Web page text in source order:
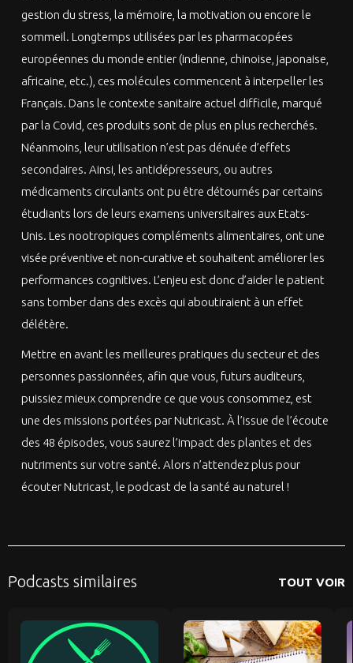
gestion du stress, la mémoire, la motivation ou encore le
sommeil. Longtemps utilisées par les pharmacopées
européennes du monde entier (indienne, chinoise, japonaise,
africaine, etc.), ces molécules commencent à interpeller les
Français. Dans le contexte sanitaire actuel difficile, marqué
par la Covid, ces produits sont de plus en plus recherchés.
Néanmoins, leur utilisation n’est pas dénuée d’effets
secondaires. Ainsi, les antidépresseurs, ou autres
médicaments circulants ont pu être détournés par certains
étudiants lors de leurs examens universitaires aux Etats-
Unis. Les nootropiques compléments alimentaires, ont une
visée préventive et non-curative et souhaitent améliorer les
performances cognitives. L’enjeu est donc d’aider le patient
sans tomber dans des excès qui aboutiraient à un effet
délétère.
Mettre en avant les meilleures pratiques du secteur et des
personnes passionnées, afin que vous, futurs auditeurs,
puissiez mieux comprendre ce que vous consommez, est
une des missions portées par Nutricast. À l’issue de l’écoute
des 48 épisodes, vous saurez l’impact des plantes et des
nutriments sur votre santé. Alors n’attendez plus pour
écouter Nutricast, le podcast de la santé au naturel !
Podcasts similaires TOUT VOIR